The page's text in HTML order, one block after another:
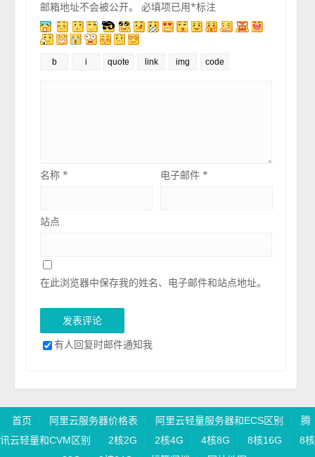
邮箱地址不会被公开。 必填项已用*标注
名称* 电子邮件*
站点
在此浏览器中保存我的姓名、电子邮件和站点地址。
有人回复时邮件通知我
首页 阿里云服务器价格表 阿里云轻量服务器和ECS区别
腾
讯云轻量和CVM区别
2核2G 2核4G 4核8G 8核16G
8核